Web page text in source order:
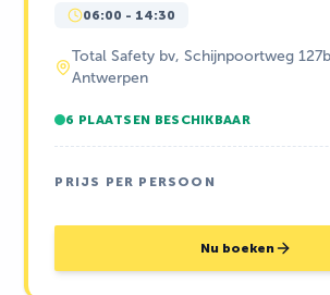
06:00 - 14:30
Total Safety bv, Schijnpoortweg
Antwerpen
6 PLAATSEN BESCHIKBAAR
PRIJS PER PERSOON
Nu boeken